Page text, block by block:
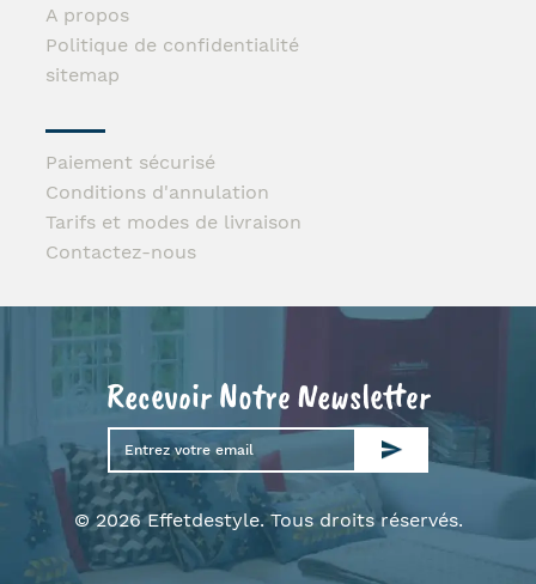
A propos
Politique de confidentialité
sitemap
Paiement sécurisé
Conditions d'annulation
Tarifs et modes de livraison
Contactez-nous
Recevoir Notre Newsletter
© 2026 Effetdestyle. Tous droits réservés.